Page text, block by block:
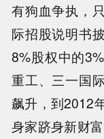
有狗血争执，
际招股说明书
8%股权中的
重工、三一国
飙升，到2012
身家跻身新财